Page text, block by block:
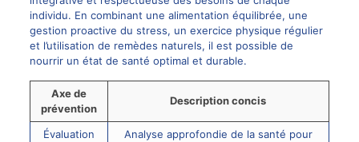
individu. En combinant une alimentation équilibrée, une
gestion proactive du stress, un exercice physique régulier
et l’utilisation de remèdes naturels, il est possible de
nourrir un état de santé optimal et durable.
Axe de
prévention
Description concis
Évaluation
Analyse approfondie de la santé pour